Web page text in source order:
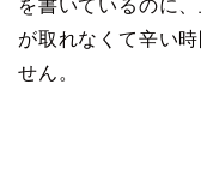
を書いているのに
が取れなくて辛い
せん。